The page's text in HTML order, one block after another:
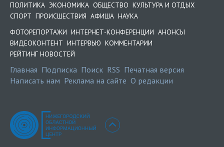
ПОЛИТИКА ЭКОНОМИКА ОБЩЕСТВО КУЛЬТУРА И ОТДЫХ
СПОРТ ПРОИСШЕСТВИЯ АФИША НАУКА
ФОТОРЕПОРТАЖИ ИНТЕРНЕТ-КОНФЕРЕНЦИИ АНОНСЫ
ВИДЕОКОНТЕНТ ИНТЕРВЬЮ КОММЕНТАРИИ
РЕЙТИНГ НОВОСТЕЙ
Главная Подписка Поиск RSS Печатная версия
Написать нам Реклама на сайте О редакции